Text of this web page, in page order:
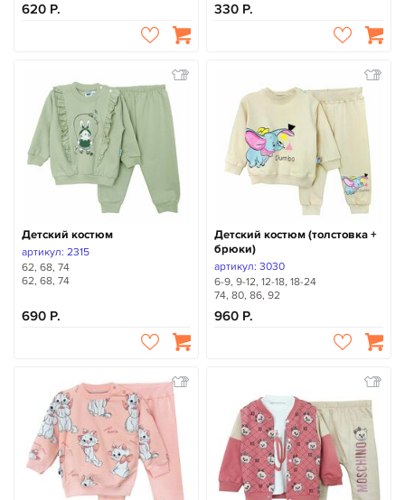
620 330
Детский костюм
артикул: 2315
62, 68, 74
62, 68, 74
690
Детский костюм (толстовка +
брюки)
артикул: 3030
6-9, 9-12, 12-18, 18-24
74, 80, 86, 92
960